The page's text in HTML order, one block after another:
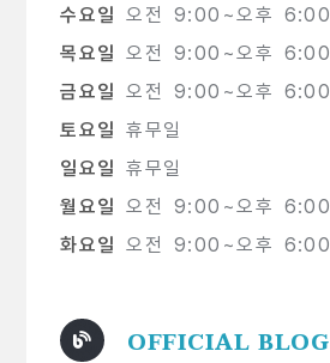
수요일 오전 9:00~오후 6:00
목요일 오전 9:00~오후 6:00
금요일 오전 9:00~오후 6:00
토요일 휴무일
일요일 휴무일
월요일 오전 9:00~오후 6:00
화요일 오전 9:00~오후 6:00
OFFICIAL BLOG